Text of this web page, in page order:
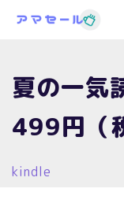
夏の一気
499円（
kindle